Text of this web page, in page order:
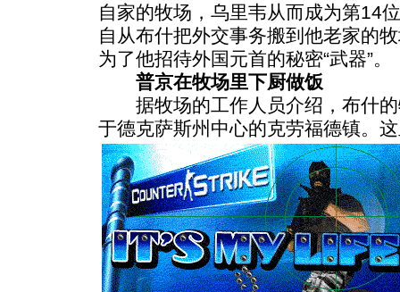
自家的牧场，乌里韦从而成为第14
自从布什把外交事务搬到他老家的
为了他招待外国元首的秘密“武器”。
普京在牧场里下厨做饭
据牧场的工作人员介绍，布什的
于德克萨斯州中心的克劳福德镇。